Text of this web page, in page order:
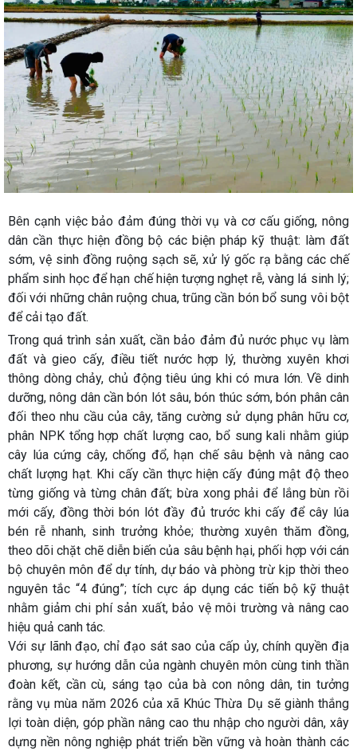
Bên cạnh việc bảo đảm đúng thời vụ và cơ cấu giống, nông
dân cần thực hiện đồng bộ các biện pháp kỹ thuật: làm đất
sớm, vệ sinh đồng ruộng sạch sẽ, xử lý gốc rạ bằng các chế
phẩm sinh học để hạn chế hiện tượng nghẹt rễ, vàng lá sinh lý;
đối với những chân ruộng chua, trũng cần bón bổ sung vôi bột
để cải tạo đất.
Trong quá trình sản xuất, cần bảo đảm đủ nước phục vụ làm
đất và gieo cấy, điều tiết nước hợp lý, thường xuyên khơi
thông dòng chảy, chủ động tiêu úng khi có mưa lớn. Về dinh
dưỡng, nông dân cần bón lót sâu, bón thúc sớm, bón phân cân
đối theo nhu cầu của cây, tăng cường sử dụng phân hữu cơ,
phân NPK tổng hợp chất lượng cao, bổ sung kali nhằm giúp
cây lúa cứng cây, chống đổ, hạn chế sâu bệnh và nâng cao
chất lượng hạt. Khi cấy cần thực hiện cấy đúng mật độ theo
từng giống và từng chân đất; bừa xong phải để lắng bùn rồi
mới cấy, đồng thời bón lót đầy đủ trước khi cấy để cây lúa
bén rễ nhanh, sinh trưởng khỏe; thường xuyên thăm đồng,
theo dõi chặt chẽ diễn biến của sâu bệnh hại, phối hợp với cán
bộ chuyên môn để dự tính, dự báo và phòng trừ kịp thời theo
nguyên tắc “4 đúng”; tích cực áp dụng các tiến bộ kỹ thuật
nhằm giảm chi phí sản xuất, bảo vệ môi trường và nâng cao
hiệu quả canh tác.
Với sự lãnh đạo, chỉ đạo sát sao của cấp ủy, chính quyền địa
phương, sự hướng dẫn của ngành chuyên môn cùng tinh thần
đoàn kết, cần cù, sáng tạo của bà con nông dân, tin tưởng
rằng vụ mùa năm 2026 của xã Khúc Thừa Dụ sẽ giành thắng
lợi toàn diện, góp phần nâng cao thu nhập cho người dân, xây
dựng nền nông nghiệp phát triển bền vững và hoàn thành các